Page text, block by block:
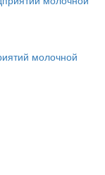
молочной